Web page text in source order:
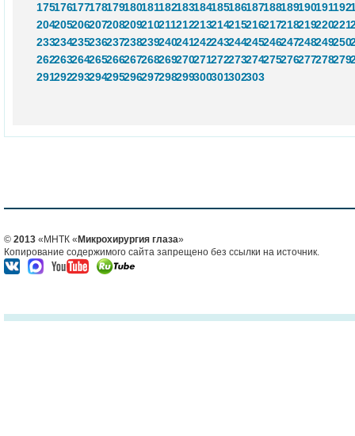
175176177178179180181182183184185186187188189190191192
204205206207208209210211212213214215216217218219220221
233234235236237238239240241242243244245246247248249250
262263264265266267268269270271272273274275276277278279
291292293294295296297298299300301302303
© 2013 «МНТК « Микрохирургия глаза»
Копирование содержимого сайта запрещено без ссылки на источник.